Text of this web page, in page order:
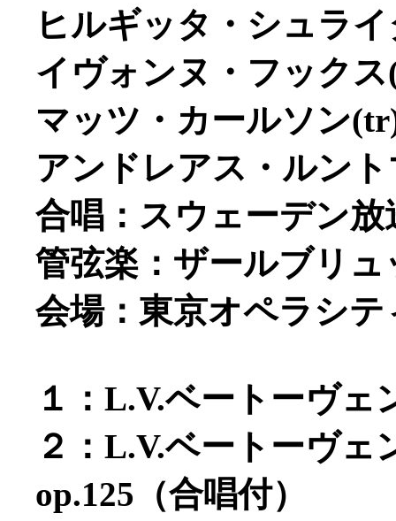
ヒルギッタ・シュライ
イヴォンヌ・フックス
マッツ・カールソン
アンドレアス・ルン
合唱：スウェーデン放
管弦楽：ザールブリ
会場：東京オペラシ
１：L.V.ベートーヴ
２：L.V.ベートーヴ
op.125（合唱付）